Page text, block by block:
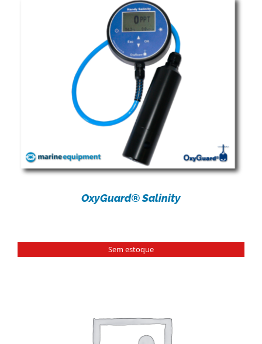
OxyGuard® Salinity
Sem estoque